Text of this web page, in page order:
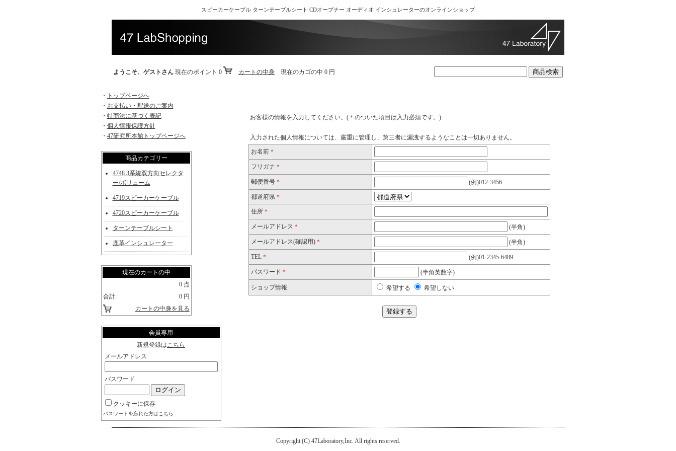
スピーカーケーブル ターンテーブルシート CDオープナー オーディオ インシュレーターのオンラインショップ
ようこそ、ゲストさん 現在のポイント 0 カートの中身 現在のカゴの中 0 円
・
トップページへ
・ お支払い・配送のご案内
・ 特商法に基づく表記
・ 個人情報保護方針
・ 47研究所本館トップページへ
商品カテゴリー
4748 3系統双方向セレクタ
ー/ボリューム
4719スピーカーケーブル
4720スピーカーケーブル
ターンテーブルシート
鹿革インシュレーター
現在のカートの中
0 点
合計:
0 円
カートの中身を見る
会員専用
新規登録はこちら
メールアドレス
パスワード
クッキーに保存
パスワードを忘れた方は こちら
お客様の情報を入力してください。(＊ のついた項目は入力必須です。)
入力された個人情報については、厳重に管理し、第三者に漏洩するようなことは一切ありません。
お名前＊
フリガナ ＊
郵便番号＊ (例)012-3456
都道府県＊
住所＊
メールアドレス ＊ (半角)
メールアドレス(確認用)＊ (半角)
TEL＊ (例)01-2345-6489
パスワード ＊ (半角英数字)
ショップ情報 希望する 希望しない
Copyright (C) 47Laboratory,Inc. All rights reserved.